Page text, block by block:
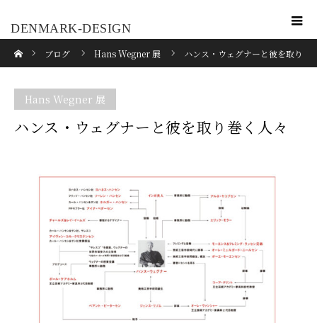
DENMARK-DESIGN
ブログ Hans Wegner 展 ハンス・ウェグナーと彼を取り
Hans Wegner 展
ハンス・ウェグナーと彼を取り巻く人々